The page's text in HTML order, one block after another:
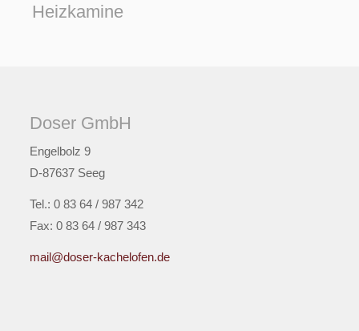
Heizkamine
Doser GmbH
Engelbolz 9
D-87637 Seeg
Tel.: 0 83 64 / 987 342
Fax: 0 83 64 / 987 343
mail@doser-kachelofen.de